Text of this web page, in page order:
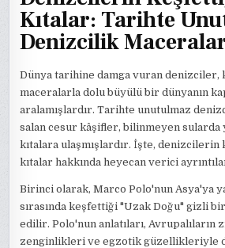
Kıtalar: Tarihte
Denizcilik
Dünya tarihine damga vuran denizciler,
maceralarla dolu büyülü bir dünyanın
aralamışlardır. Tarihte unutulmaz
salan cesur kâşifler, bilinmeyen sularda
kıtalara ulaşmışlardır. İşte,
kıtalar hakkında heyecan verici
Birinci olarak, Marco Polo'nun Asya'ya
sırasında keşfettiği "Uzak Doğu" gizli
edilir. Polo'nun anlatıları, Avrupalıların
zenginlikleri ve egzotik güzellikleriyle